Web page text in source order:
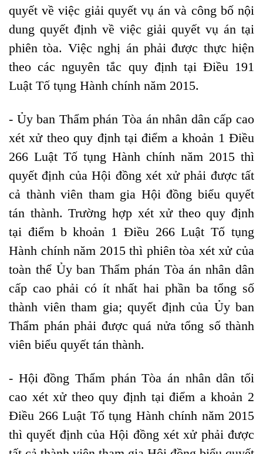
quyết về việc giải quyết vụ án và công bố nội
dung quyết định về việc giải quyết vụ án tại
phiên tòa. Việc nghị án phải được thực hiện
theo các nguyên tắc quy định tại Điều 191
Luật Tố tụng Hành chính năm 2015.
- Ủy ban Thẩm phán Tòa án nhân dân cấp cao
xét xử theo quy định tạiđiểm a khoản 1 Điều
266 Luật Tố tụng Hành chính năm 2015 thì
quyết định của Hội đồng xét xử phải được tất
cả thành viên tham gia Hội đồng biểu quyết
tán thành. Trường hợp xét xử theo quy định
tại điểm b khoản 1 Điều 266Luật Tố tụng
Hành chính năm 2015 thì phiên tòa xét xử của
toàn thể Ủy ban Thẩm phán Tòa án nhân dân
cấp cao phải có ít nhất hai phần ba tổng số
thành viên tham gia; quyết định của Ủy ban
Thẩm phán phải được quá nửa tổng số thành
viên biểu quyết tán thành.
- Hội đồng Thẩm phán Tòa án nhân dân tối
cao xét xử theo quy định tạiđiểm a khoản 2
Điều 266 Luật Tố tụng Hành chính năm 2015
thì quyết định của Hội đồng xét xử phải được